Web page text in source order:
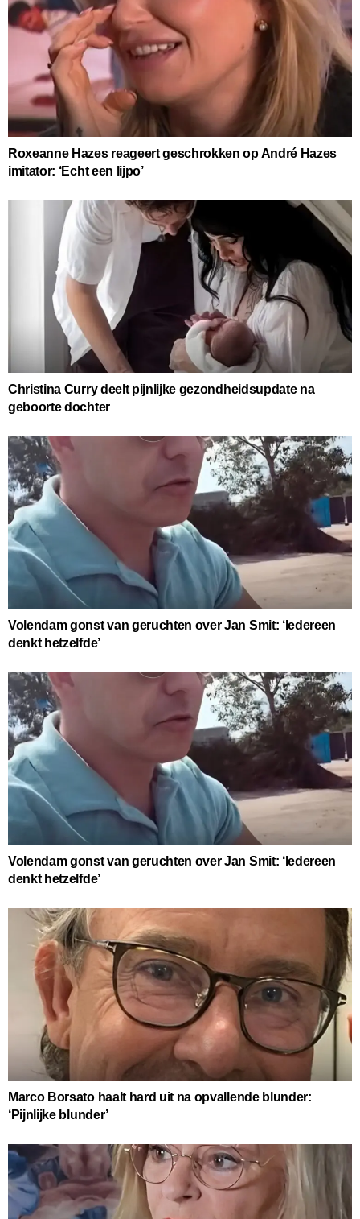
Roxeanne Hazes reageert geschrokken op André Hazes
imitator: ‘Echt een lijpo’
Christina Curry deelt pijnlijke gezondheidsupdate na
geboorte dochter
Volendam gonst van geruchten over Jan Smit: ‘Iedereen
denkt hetzelfde’
Volendam gonst van geruchten over Jan Smit: ‘Iedereen
denkt hetzelfde’
Marco Borsato haalt hard uit na opvallende blunder:
‘Pijnlijke blunder’